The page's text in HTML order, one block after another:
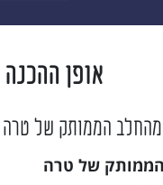
אופן ההכנה
הממותק של טרה
הממותק של טרה